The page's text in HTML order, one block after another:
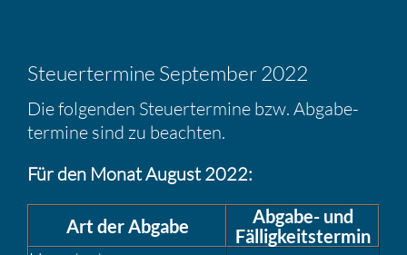
Steuer­ter­mine September 2022
Die folgenden Steuer­ter­mine bzw. Abgabe­
ter­mine sind zu beachten.
Für den Monat August 2022:
Art der Abgabe
Abgabe- und
Fällig­keits­termin